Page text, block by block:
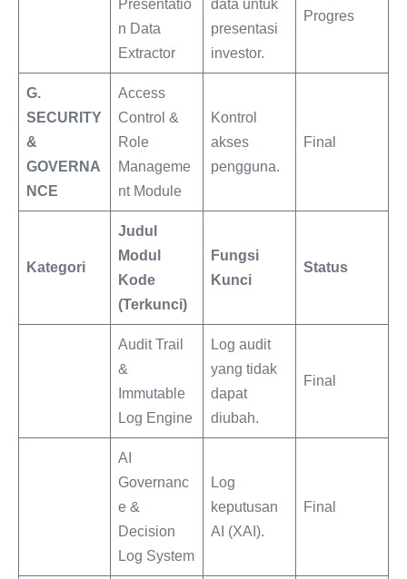
Presentatio
n Data
Extractor
data untuk
presentasi
investor.
Progres
G.
SECURITY
&
GOVERNA
NCE
Access
Control &
Role
Manageme
nt Module
Kontrol
akses
pengguna.
Final
Kategori
Judul
Modul
Kode
(Terkunci)
Fungsi
Kunci
Status
Audit Trail
&
Immutable
Log Engine
Log audit
yang tidak
dapat
diubah.
Final
AI
Governanc
e &
Decision
Log System
Log
keputusan
AI (XAI).
Final